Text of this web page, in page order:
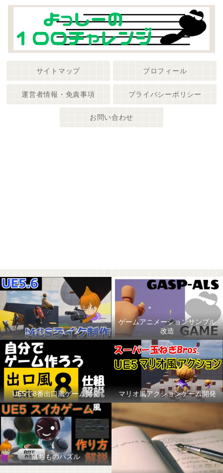
サイトマップ プロフィール
運営者情報・免責事項 プライバシーポリシー
お問い合わせ
よっしーシューター
ゲームアニメーションサンプル
改造
UE5で8番出口風ゲーム開発 マリオ風アクションゲーム開発
落ちものパズル